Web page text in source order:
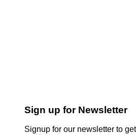
Sign up for Newsletter
Signup for our newsletter to get